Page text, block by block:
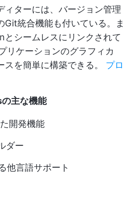
ィターには、バージョン管理
Git統合機能も付いている。ま
シームレスにリンクされて
リケーションのグラフィカ
スを簡単に構築できる。 プロ
主な機能
開発機能
ダー
他言語サポート